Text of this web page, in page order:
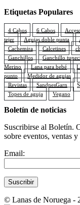
Etiquetas Populares
4 Cabos 6 Cabos
tejer
Agujas doble punta
Cachemira
Calcetines
Ganchillos
Ganchillo
Merino
Lana para bebé
punto
Medidor de agujas
Revistas
SandnesGarn
Topes de aguja
Vegano
Boletín de noticias
Suscribirse al Boletín.
sobre eventos, ventas
Email:
© Lanas de Noruega -